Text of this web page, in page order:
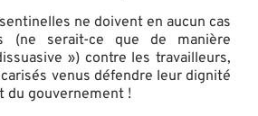
ne doivent en aucun cas
(ne serait-ce que de manière
») contre les travailleurs,
venus défendre leur dignité
du gouvernement !